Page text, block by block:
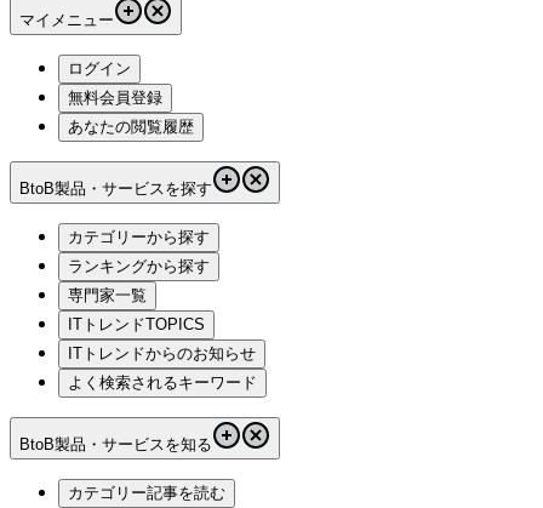
マイメニュー
ログイン
無料会員登録
あなたの閲覧履歴
BtoB製品・サービスを探す
カテゴリーから探す
ランキングから探す
専門家一覧
ITトレンドTOPICS
ITトレンドからのお知らせ
よく検索されるキーワード
BtoB製品・サービスを知る
カテゴリー記事を読む